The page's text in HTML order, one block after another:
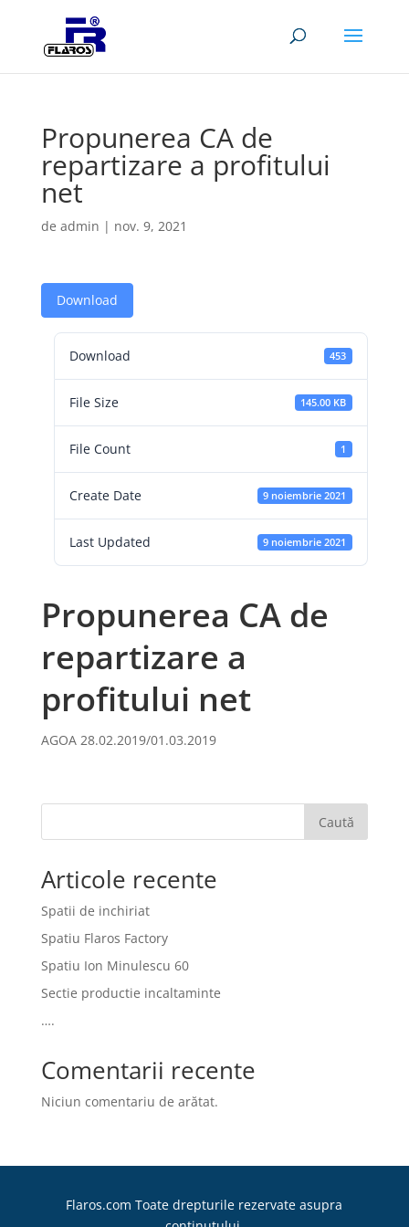
Propunerea CA de
repartizare a profitului
net
de admin | nov. 9, 2021
Download
Download 453
File Size 145.00 KB
File Count 1
Create Date 9 noiembrie 2021
Last Updated 9 noiembrie 2021
Propunerea CA de
repartizare a
profitului net
AGOA 28.02.2019/01.03.2019
Caută
Articole recente
Spatii de inchiriat
Spatiu Flaros Factory
Spatiu Ion Minulescu 60
Sectie productie incaltaminte
….
Comentarii recente
Niciun comentariu de arătat.
Flaros.com Toate drepturile rezervate asupra